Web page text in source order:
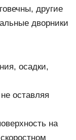
другие
дворники
осадки,
оставляя
на